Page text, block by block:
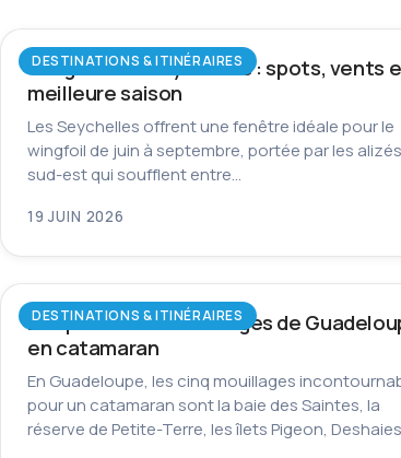
DESTINATIONS & ITINÉRAIRES
Wingfoil aux Seychelles : spots, vents
meilleure saison
Les Seychelles offrent une fenêtre idéale pour le
wingfoil de juin à septembre, portée par les
sud-est qui soufflent entre…
19 JUIN 2026
DESTINATIONS & ITINÉRAIRES
Les plus beaux mouillages de
en catamaran
En Guadeloupe, les cinq mouillages
pour un catamaran sont la baie des Saintes, la
réserve de Petite-Terre, les îlets Pigeon,